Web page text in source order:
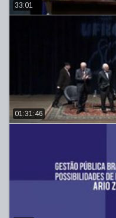
33:01
01:31:46